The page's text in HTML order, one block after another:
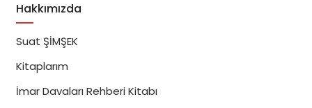
Hakkımızda
Suat ŞİMŞEK
Kitaplarım
İmar Davaları Rehberi Kitabı